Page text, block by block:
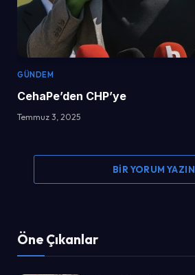
GÜNDEM
CehaPe’den CHP’ye
Temmuz 3, 2025
BIR YORUM YAZIN
Öne Çıkanlar